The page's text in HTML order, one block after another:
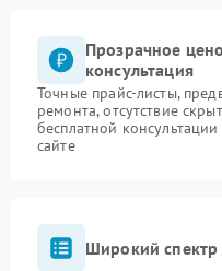
Прозрачное
консультация
Точные прайс-листы,
ремонта, отсутствие
бесплатной
сайте
Широкий спектр